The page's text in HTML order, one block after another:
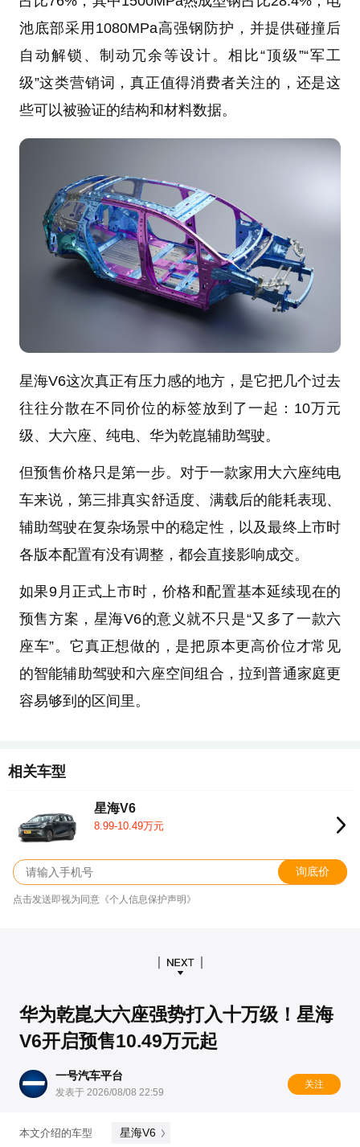
池底部采用1080MPa高强钢防护，并提供碰撞后
自动解锁、制动冗余等设计。相比“顶级”“军工
级”这类营销词，真正值得消费者关注的，还是这
些可以被验证的结构和材料数据。
星海V6这次真正有压力感的地方，是它把几个过去
往往分散在不同价位的标签放到了一起：10万元
级、大六座、纯电、华为乾崑辅助驾驶。
但预售价格只是第一步。对于一款家用大六座纯电
车来说，第三排真实舒适度、满载后的能耗表现、
辅助驾驶在复杂场景中的稳定性，以及最终上市时
各版本配置有没有调整，都会直接影响成交。
如果9月正式上市时，价格和配置基本延续现在的
预售方案，星海V6的意义就不只是“又多了一款六
座车”。它真正想做的，是把原本更高价位才常见
的智能辅助驾驶和六座空间组合，拉到普通家庭更
容易够到的区间里。
相关车型
星海V6
8.99-10.49万元
询底价
点击发送即视为同意《个人信息保护声明》
华为乾崑大六座强势打入十万级！星海
V6开启预售10.49万元起
一号汽车平台
发表于 2026/08/08 22:59
关注
本文介绍的车型 星海V6